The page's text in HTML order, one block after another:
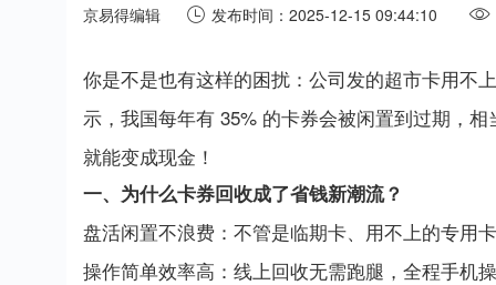
京易得编辑 发布时间：2025-12-15 09:44:10
你是不是也有这样的困扰：公司发的超市卡用不
示，我国每年有 35% 的卡券会被闲置到过期，
就能变成现金！
一、为什么卡券回收成了省钱新潮流？
盘活闲置不浪费：不管是临期卡、用不上的专用
操作简单效率高：线上回收无需跑腿，全程手机